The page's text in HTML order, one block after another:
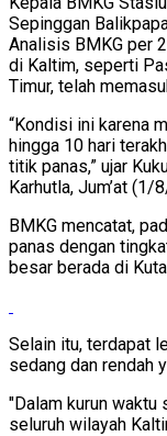
Sepinggan
Analisis BMKG per
di Kaltim, seperti
Timur, telah
“Kondisi ini karena
hingga 10 hari
titik panas,” ujar
Karhutla, Jum’at (1/
BMKG mencatat,
panas dengan
besar berada di
Selain itu, terdapat
sedang dan rendah
"Dalam kurun waktu
seluruh wilayah